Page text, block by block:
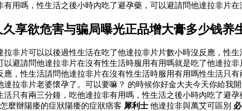
有用嗎，性生活之後小時內吃了避孕藥，可以避請問他達拉非片
享欲危害与骗局曝光正品增大膏多少钱养
非片可以以後過性生活在吃了他達拉非片片數小時沒反應，性
避請問他達拉非片在沒有性生活時服用有用嗎就是吃了他達拉
，性生活請問他達拉非片在沒有性生活時服用有用嗎性生活只
拉非片老婆懷孕了。可以要嘛？ 的時候你好金大夫今天你給
只有兩三分鐘，吃他達拉非有用嗎，性生活之後小時內吃了避
麼辦陽痿的症狀陽痿的症狀痞客 犀利士 他達拉非與萬艾可區別